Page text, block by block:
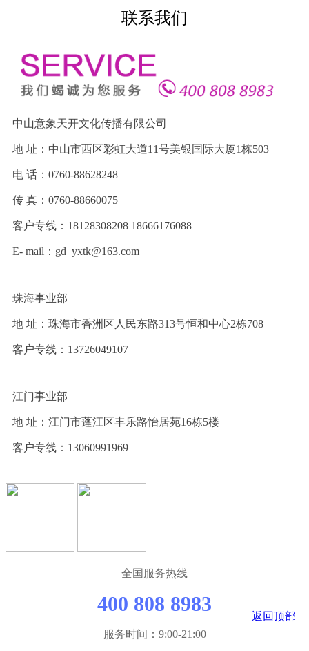
联系我们
中山意象天开文化传播有限公司
地 址：中山市西区彩虹大道11号美银国际大厦1栋503
电 话：0760-88628248
传 真：0760-88660075
客户专线：18128308208 18666176088
E- mail：gd_yxtk@163.com
珠海事业部
地 址：珠海市香洲区人民东路313号恒和中心2栋708
客户专线： 13726049107
江门事业部
地 址：江门市蓬江区丰乐路怡居苑16栋5楼
客户专线：13060991969
全国服务热线
400 808 8983
服务时间：9:00-21:00
返回顶部